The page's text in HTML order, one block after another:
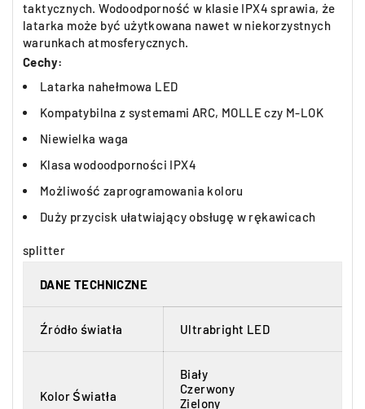
taktycznych. Wodoodporność w klasie IPX4 sprawia, że
latarka może być użytkowana nawet w niekorzystnych
warunkach atmosferycznych.
Cechy:
Latarka nahełmowa LED
Kompatybilna z systemami ARC, MOLLE czy M-LOK
Niewielka waga
Klasa wodoodporności IPX4
Możliwość zaprogramowania koloru
Duży przycisk ułatwiający obsługę w rękawicach
splitter
DANE TECHNICZNE
Źródło światła Ultrabright LED
Kolor Światła
Biały
Czerwony
Zielony